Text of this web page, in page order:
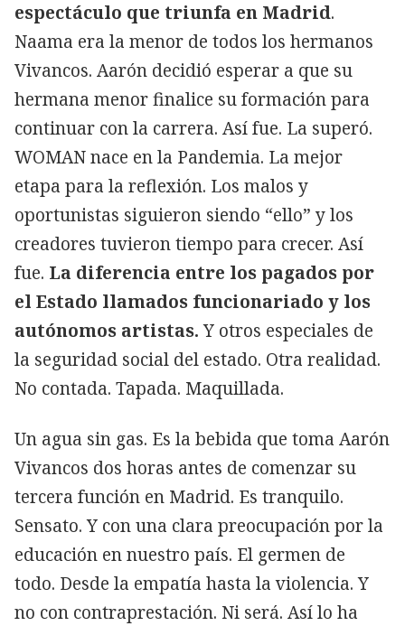
espectáculo que triunfa en Madrid.
Naama era la menor de todos los hermanos
Vivancos. Aarón decidió esperar a que su
hermana menor finalice su formación para
continuar con la carrera. Así fue. La superó.
WOMAN nace en la Pandemia. La mejor
etapa para la reflexión. Los malos y
oportunistas siguieron siendo “ello” y los
creadores tuvieron tiempo para crecer. Así
fue. La diferencia entre los pagados por
el Estado llamados funcionariado y los
autónomos artistas.Y otros especiales de
la seguridad social del estado. Otra realidad.
No contada. Tapada. Maquillada.
Un agua sin gas. Es la bebida que toma Aarón
Vivancos dos horas antes de comenzar su
tercera función en Madrid. Es tranquilo.
Sensato. Y con una clara preocupación por la
educación en nuestro país. El germen de
todo. Desde la empatía hasta la violencia. Y
no con contraprestación. Ni será. Así lo ha